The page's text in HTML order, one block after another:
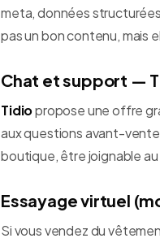
meta, données
pas un bon contenu, mais
Chat et support —
Tidiopropose une offre
aux questions avant-
boutique, être joignable
Essayage virtuel
Si vous vendez du